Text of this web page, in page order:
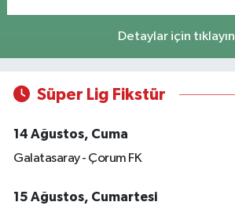
Detaylar için tıklayın
Süper Lig Fikstür
14 Ağustos, Cuma
Galatasaray - Çorum FK
15 Ağustos, Cumartesi